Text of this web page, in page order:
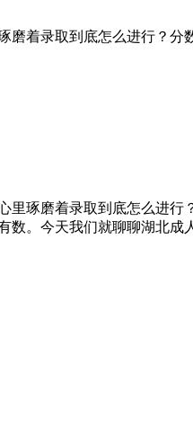
磨着录取到底怎么进行？
心里琢磨着录取到底怎么进
数。今天我们就聊聊湖北